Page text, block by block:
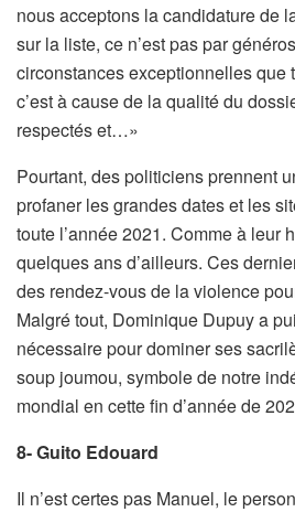
nous acceptons la candidature de
sur la liste, ce n’est pas par
circonstances exceptionnelles que
c’est à cause de la qualité du
respectés et…»
Pourtant, des politiciens prennent
profaner les grandes dates et les
toute l’année 2021. Comme à leur
quelques ans d’ailleurs. Ces
des rendez-vous de la violence
Malgré tout, Dominique Dupuy a
nécessaire pour dominer ses
soup joumou, symbole de notre
mondial en cette fin d’année de
8- Guito Edouard
Il n’est certes pas Manuel, le